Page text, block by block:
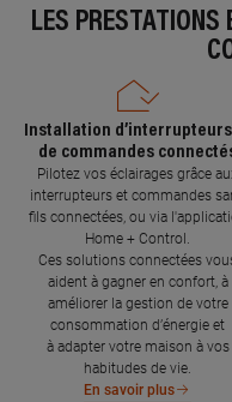
LES PRESTATIONS
Installation
de commandes
Pilotez vos éclairages grâce
interrupteurs et commandes
fils connectées, ou via
Home + Control.
Ces solutions connectées
aident à gagner en confort, à
améliorer la gestion de votre
consommation d’énergie et
à adapter votre maison à vos
habitudes de vie.
En savoir plus